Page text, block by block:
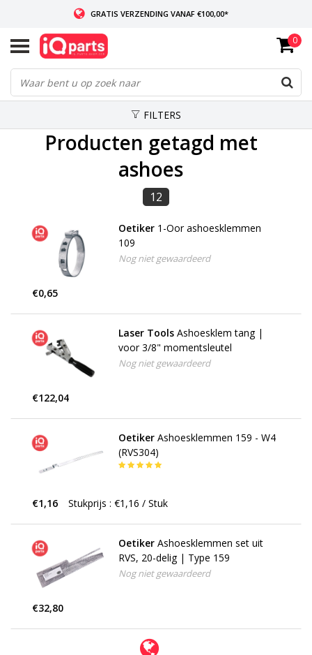
GRATIS VERZENDING VANAF €100,00*
INDIEN VOORRADIG: VOOR 14:00 BESTELD, ZELFDE DAG VERZONDEN
WERELDWIJDE LEVERING
0
FILTERS
Producten getagd met
ashoes
12
Oetiker 1-Oor ashoesklemmen
109
Nog niet gewaardeerd
€0,65
Laser Tools Ashoesklem tang |
voor 3/8" momentsleutel
Nog niet gewaardeerd
€122,04
Oetiker Ashoesklemmen 159 - W4
(RVS304)
€1,16 Stukprijs : €1,16 / Stuk
Oetiker Ashoesklemmen set uit
RVS, 20-delig | Type 159
Nog niet gewaardeerd
€32,80